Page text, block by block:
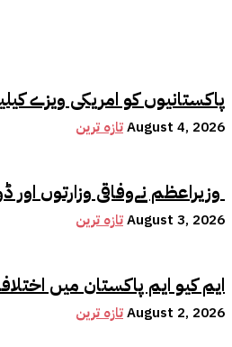
پاکستانیوں کو امریکی ویزے
تازہ ترینAugust 4, 2026
وزیراعظم نےوفاقی وزارتوں اور ڈویژنز کی کارکردگی کے حوالے سے اہم فیصلہ کر لیا
تازہ ترینAugust 3, 2026
ایم کیو ایم پاکستان میں
تازہ ترینAugust 2, 2026